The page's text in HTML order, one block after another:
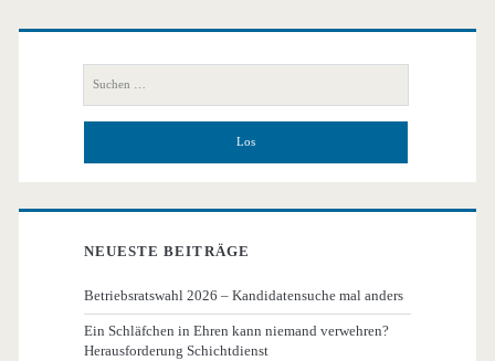
Primäre
Seitenleiste
nach:
NEUESTE BEITRÄGE
Betriebsratswahl 2026 – Kandidatensuche mal anders
Ein Schläfchen in Ehren kann niemand verwehren?
Herausforderung Schichtdienst